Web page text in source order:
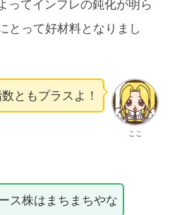
ってインフレの鈍化が明ら
とって好材料となりまし
ここ
ともプラスよ！
ス株はまちまちやな